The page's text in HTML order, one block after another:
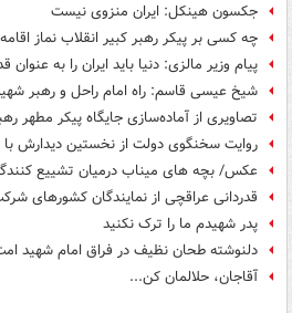
جکسون هینکل: ایران منزوی نیست
چه کسی بر پیکر رهبر کبیر انقلاب نماز
پیام وزیر مالزی: دنیا باید ایران را به
شیخ عیسی قاسم: راه امام راحل و رهبر
تصاویری از آماده‌سازی جایگاه پیکر مطهر
روایت سخنگوی دولت از نخستین دیدارش با
عکس/ بچه های میناب درمیان تشییع
قدردانی عراقچی از نمایندگان کشورهای
پدر شهیدم ما را ترک نکنید
دلنوشته‌ طحان نظیف در فراق امام شهید
آقاجان، حلالمان کن...